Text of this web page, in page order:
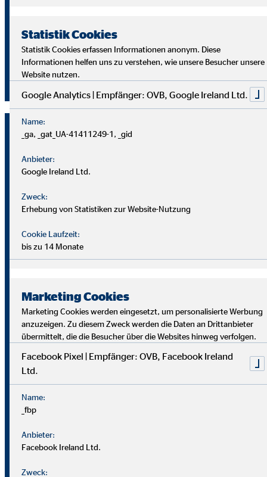
Starte auch du als OVB Finanzberater*in durch!
Jetzt klicken und bewerben!
Bei uns findest du Sicherheit, Selbstbestimmung und
Flexibilität. Teamarbeit und Austausch stehen im
Mittelpunkt. Dein Alltag ist vielfältig, da jede*r Kund*in
individuelle Lösungen braucht. Als OVB-Berater*in
unterstützt du Kund*innen, die richtigen finanziellen
Entscheidungen zu treffen.
Statistik Cookies
Statistik Cookies erfassen Informationen anonym. Diese
Informationen helfen uns zu verstehen, wie unsere Besucher unsere
Website nutzen.
Google Analytics | Empfänger: OVB, Google Ireland Ltd.
Name:
_ga, _gat_UA-41411249-1, _gid
Anbieter:
Google Ireland Ltd.
Zweck:
Erhebung von Statistiken zur Website-Nutzung
Cookie Laufzeit:
bis zu 14 Monate
Marketing Cookies
Marketing Cookies werden eingesetzt, um personalisierte Werbung
anzuzeigen. Zu diesem Zweck werden die Daten an Drittanbieter
übermittelt, die die Besucher über die Websites hinweg verfolgen.
Facebook Pixel | Empfänger: OVB, Facebook Ireland
Ltd.
Name:
_fbp
Anbieter:
Facebook Ireland Ltd.
Zweck: